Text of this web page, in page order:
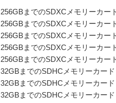
256GBまでのSDXCメモリーカー
256GBまでのSDXCメモリーカー
256GBまでのSDXCメモリーカー
256GBまでのSDXCメモリーカー
256GBまでのSDXCメモリーカー
32GBまでのSDHCメモリーカー
32GBまでのSDHCメモリーカー
32GBまでのSDHCメモリーカー